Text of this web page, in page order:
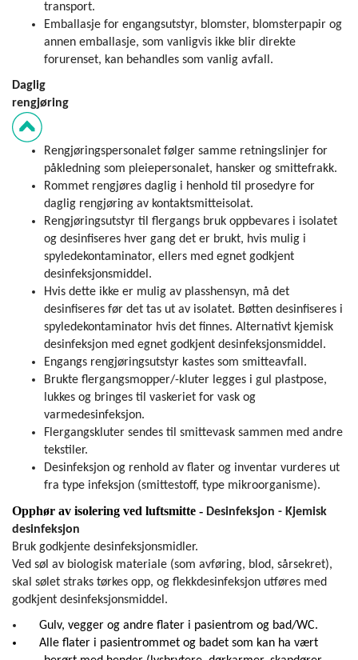
transport.
Emballasje for engangsutstyr, blomster, blomsterpapir og
annen emballasje, som vanligvis ikke blir direkte
forurenset, kan behandles som vanlig avfall.
Daglig
Rengjøringspersonalet følger samme retnings­linjer for
påkledning som pleiepersonalet, hansker og smittefrakk.
Rommet rengjøres daglig i henhold til prosedyre for
daglig rengjøring av kontaktsmitteisolat.
Rengjøringsutstyr til flergangs bruk oppbevares i isolatet
og desinfiseres hver gang det er brukt, hvis mulig i
spyledekontaminator, ellers med egnet godkjent
desinfeksjonsmiddel.
Hvis dette ikke er mulig av plasshensyn, må det
desinfiseres før det tas ut av isolatet. Bøtten desinfiseres i
spyledekontaminator hvis det finnes. Alternativt kjemisk
desinfeksjon med egnet godkjent desinfeksjonsmiddel.
Engangs rengjøringsutstyr kastes som smitteavfall.
Brukte flergangsmopper/-kluter legges i gul plastpose,
lukkes og bringes til vaskeriet for vask og
varmedesinfeksjon.
Flergangs­kluter sendes til smittevask sammen med andre
tekstiler.
Desinfeksjon og renhold av flater og inventar vurderes ut
fra type infeksjon (smittestoff, type mikroorganisme).
Opphør av isolering ved luftsmitte - Desinfeksjon - Kjemisk
desinfeksjon
Bruk godkjente desinfeksjonsmidler.
Ved søl av biologisk materiale (som avføring, blod, sårsekret),
skal sølet straks tørkes opp, og flekkdesinfeksjon utføres med
godkjent desinfeksjonsmiddel.
Gulv, vegger og andre flater i pasientrom og bad/WC.
Alle flater i pasientrommet og badet som kan ha vært